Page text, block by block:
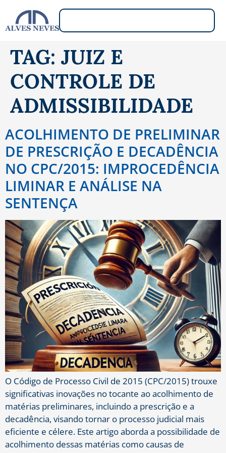
TAG: JUIZ E
CONTROLE DE
ADMISSIBILIDADE
ACOLHIMENTO DE PRELIMINAR
DE PRESCRIÇÃO E DECADÊNCIA
NO CPC/2015: IMPROCEDÊNCIA
LIMINAR E ANÁLISE NA
SENTENÇA
O Código de Processo Civil de 2015 (CPC/2015) trouxe
significativas inovações no tocante ao acolhimento de
matérias preliminares, incluindo a prescrição e a
decadência, visando tornar o processo judicial mais
eficiente e célere. Este artigo aborda a possibilidade de
acolhimento dessas matérias como causas de